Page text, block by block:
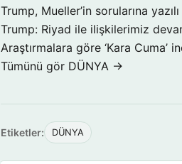
Trump, Mueller’in sorularına
Trump: Riyad ile ilişkilerimiz
Araştırmalara göre ‘Kara Cuma’
Tümünü gör DÜNYA →
Etiketler: DÜNYA